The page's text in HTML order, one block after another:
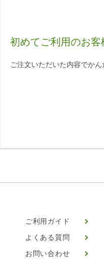
初めてご利用のお客
ご注文いただいた内容でか
ご利用ガイド
よくある質問
お問い合わせ